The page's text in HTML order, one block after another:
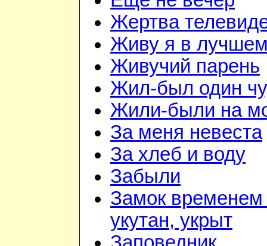
Жертва
Живу я в
Живучий парень
Жил-был один
Жили-были на
За меня невеста
За хлеб и воду
Забыли
Замок временем
укутан, укрыт